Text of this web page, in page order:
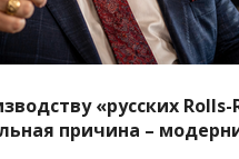
«русских
причина –